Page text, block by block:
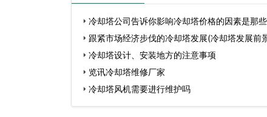
冷却塔公司告诉你影响冷却塔价格的因素是那
哪些…
跟紧市场经济步伐的冷却塔发展(冷却塔发展前
冷却塔设计、安装地方的注意事项
览讯冷却塔维修厂家
冷却塔风机需要进行维护吗